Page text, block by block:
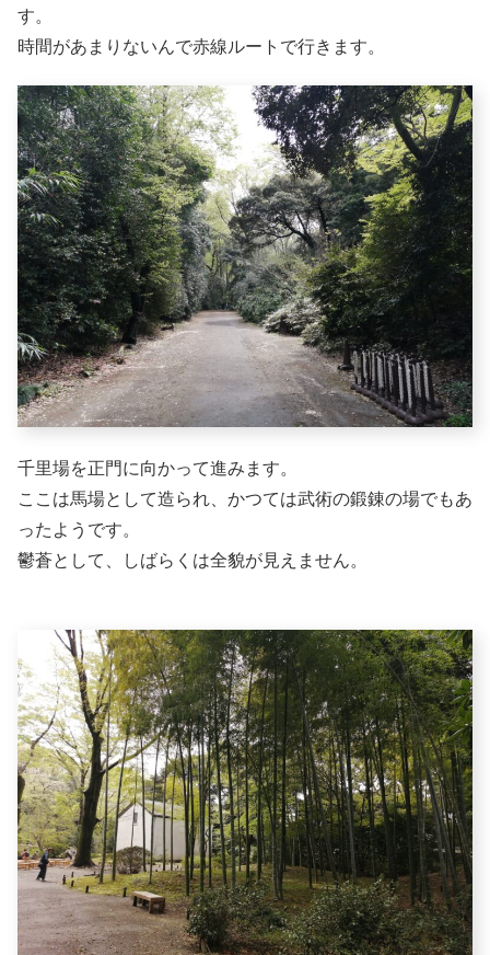
す。
時間があまりないんで赤線ルートで行きます。
千里場を正門に向かって進みます。
ここは馬場として造られ、かつては武術の鍛錬の場でもあ
ったようです。
鬱蒼として、しばらくは全貌が見えません。